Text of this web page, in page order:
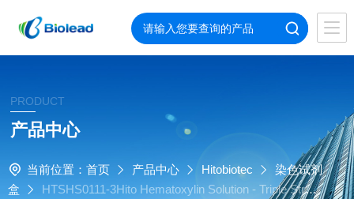
PRODUCT
产品中心
当前位置： 首页 产品中心 Hitobiotec
染色试剂
盒
HTSHS0111-3Hito Hematoxylin Solution - Triple Stren